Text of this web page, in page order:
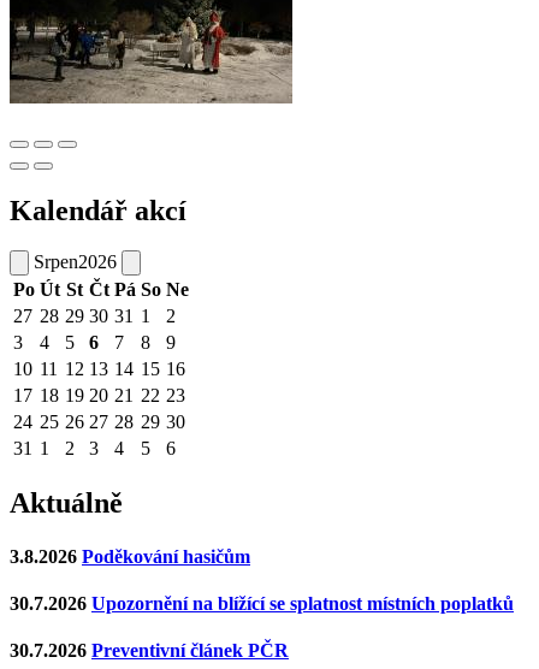
Kalendář akcí
Srpen2026
Po Út St Čt Pá So Ne
27 28 29 30 31 1
2
3
4 5 6 7 8
9
10 11 12 13 14 15 16
17 18 19 20 21 22 23
24 25 26 27 28 29 30
31 1 2 3 4 5 6
Aktuálně
3.8.2026 Poděkování hasičům
30.7.2026 Upozornění na blížící se splatnost místních poplatků
30.7.2026 Preventivní článek PČR